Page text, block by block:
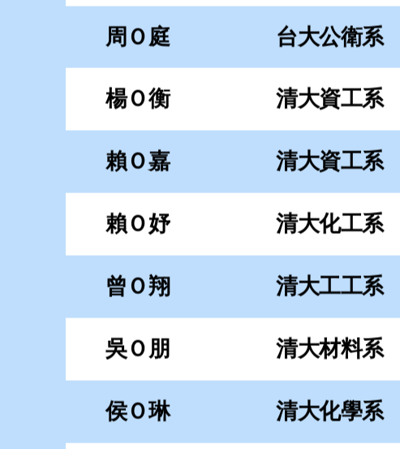
賴Ｏ妤 清大化工系
曾Ｏ翔 清大工工系
吳Ｏ朋 清大材料系
侯Ｏ琳 清大化學系
李Ｏ瑩 清大醫科系
陳Ｏ瑀 陽明交大電機系
陳Ｏ廷 陽明交大電機系